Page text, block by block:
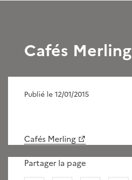
Cafés Merling
Publié le 12/01/2015
Cafés Merling
Partager la page